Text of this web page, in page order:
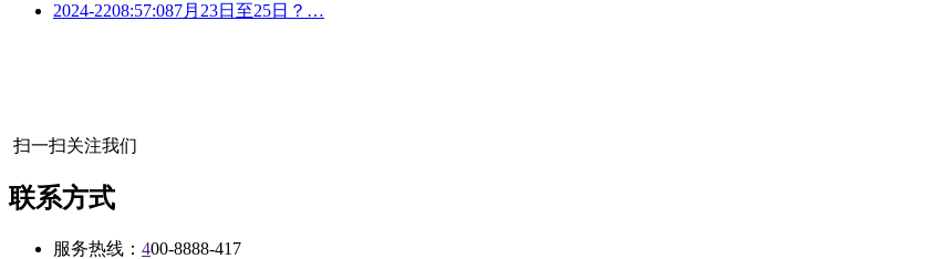
2024-2208:57:087月23日至25日？…
扫一扫关注我们
联系方式
服务热线： 400-8888-417